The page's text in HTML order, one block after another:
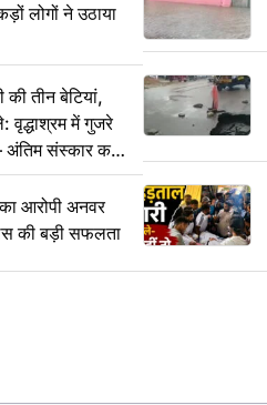
लोगों ने उठाया
तीन बेटियां,
वृद्धाश्रम में गुजरे
संस्कार कर
आरोपी अनवर
की बड़ी सफलता